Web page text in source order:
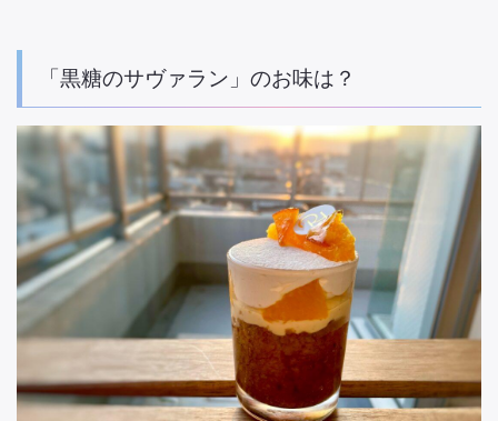
「黒糖のサヴァラン」のお味は？